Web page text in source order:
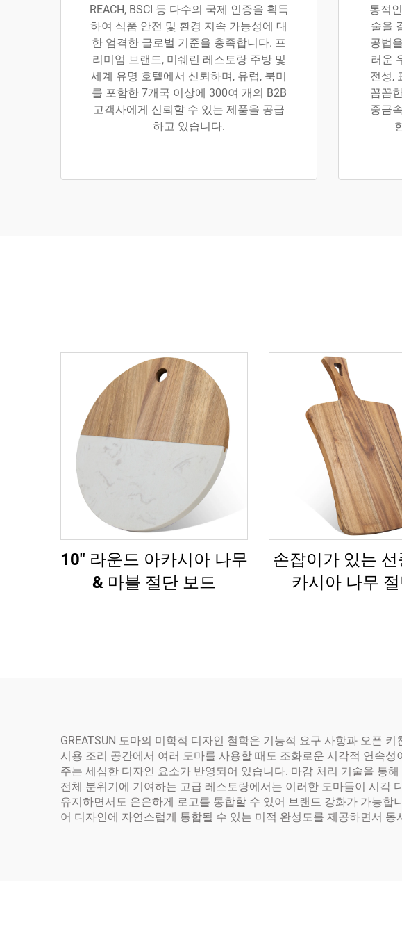
REACH, BSCI 등 다수의 국제 인증을 획득
하여 식품 안전 및 환경 지속 가능성에 대
한 엄격한 글로벌 기준을 충족합니다. 프
리미엄 브랜드, 미쉐린 레스토랑 주방 및
세계 유명 호텔에서 신뢰하며, 유럽, 북미
를 포함한 7개국 이상에 300여 개의 B2B
고객사에게 신뢰할 수 있는 제품을 공급
하고 있습니다.
통적
술을
공법
러운
전성,
꼼꼼
중금
10" 라운드 아카시아 나무
& 마블 절단 보드
손잡이가 있는
카시아 나무
GREATSUN 도마의 미학적 디자인 철학은 기능적 요구 사항과 오픈
시용 조리 공간에서 여러 도마를 사용할 때도 조화로운 시각적 연속
주는 세심한 디자인 요소가 반영되어 있습니다. 마감 처리 기술을 통
전체 분위기에 기여하는 고급 레스토랑에서는 이러한 도마들이 시각
유지하면서도 은은하게 로고를 통합할 수 있어 브랜드 강화가 가능
어 디자인에 자연스럽게 통합될 수 있는 미적 완성도를 제공하면서